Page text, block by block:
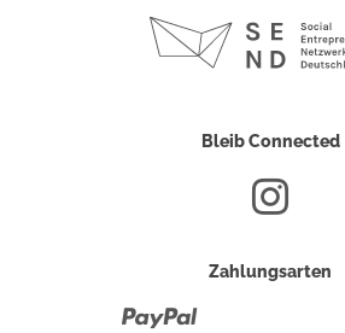
Bleib Connected
Zahlungsarten